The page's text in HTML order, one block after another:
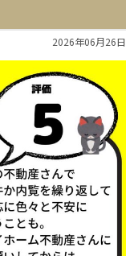
2026年06月26日